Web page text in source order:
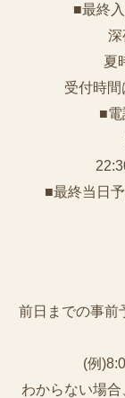
■最終
深
夏
受付時
■
■最終当日
前日までの事前
(例
わからない場